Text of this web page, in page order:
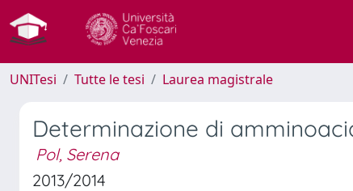
UNITesi Tutte le tesi Laurea magistrale
Determinazione di
Pol, Serena
2013/2014